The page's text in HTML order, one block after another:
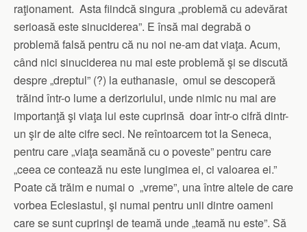
raţionament. Asta fiindcă singura „problemă cu adevărat
serioasă este sinuciderea”. E însă mai degrabă o
problemă falsă pentru că nu noi ne-am dat viaţa. Acum,
când nici sinuciderea nu mai este problemă şi se discută
despre „dreptul” (?) la euthanasie, omul se descoperă
trăind într-o lume a derizoriului, unde nimic nu mai are
importanţă şi viaţa lui este cuprinsă doar într-o cifră dintr-
un şir de alte cifre seci. Ne reîntoarcem tot la Seneca,
pentru care „viaţa seamănă cu o poveste” pentru care
„ceea ce contează nu este lungimea ei, ci valoarea ei.”
Poate că trăim e numai o „vreme”, una între altele de care
vorbea Eclesiastul, şi numai pentru unii dintre oameni
care se sunt cuprinşi de teamă unde „teamă nu este”. Să